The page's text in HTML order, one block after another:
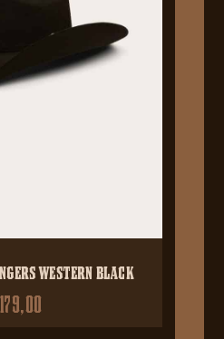
western black
179,00